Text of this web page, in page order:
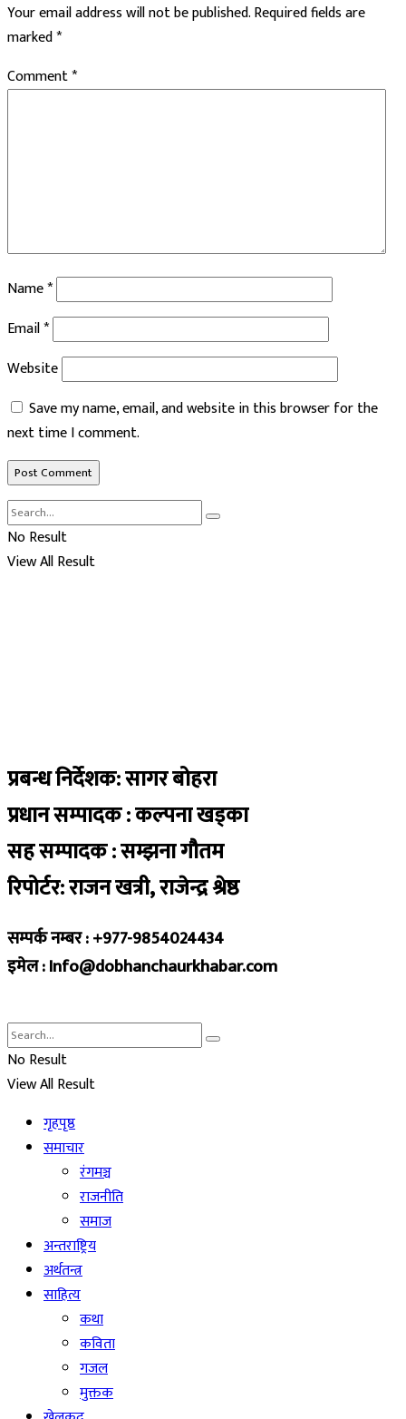
Your email address will not be published.Required fields are
marked*
Comment*
Name*
Email*
Website
Save my name, email, and website in this browser for the
next time I comment.
No Result
View All Result
प्रबन्ध निर्देशक: सागर बोहरा
प्रधान सम्पादक : कल्पना खड्का
सह सम्पादक : सम्झना गौतम
रिपोर्टर: राजन खत्री, राजेन्द्र श्रेष्ठ
सम्पर्क नम्बर : +977-9854024434
इमेल : Info@dobhanchaurkhabar.com
No Result
View All Result
गृहपृष्ठ
समाचार
रंगमञ्च
राजनीति
समाज
अन्तराष्ट्रिय
अर्थतन्त्र
साहित्य
कथा
कविता
गजल
मुक्तक